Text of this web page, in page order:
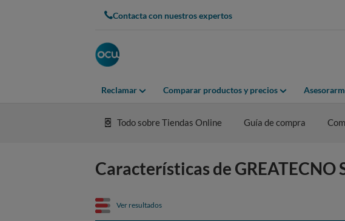
Contacta con nuestros expertos
Reclamar Comparar productos y precios
Todo sobre Tiendas Online Guía de compra
Características de GREATECNO
Ver resultados